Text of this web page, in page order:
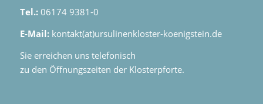
Tel.: 06174 9381-0
E-Mail:kontakt(at)ursulinenkloster-koenigstein.de
Sie erreichen uns telefonisch
zu den Öffnungszeiten der Klosterpforte.